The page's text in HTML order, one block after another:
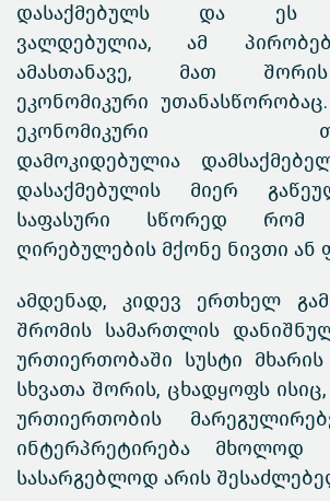
დასაქმებულს და ეს
ვალდებულია, ამ
ამასთანავე, მათ
ეკონომიკური
ეკონომიკური
დამოკიდებულია
დასაქმებულის მიერ
საფასური სწორედ რომ
ღირებულების მქონე ნივთი ან
ამდენად, კიდევ ერთხელ
შრომის სამართლის
ურთიერთობაში სუსტი მხარის
სხვათა შორის, ცხადყოფს
ურთიერთობის
ინტერპრეტირება მხოლოდ
სასარგებლოდ არის